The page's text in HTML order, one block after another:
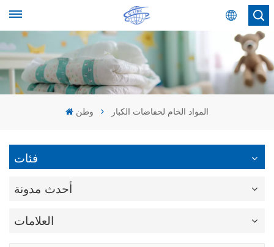
عربي
English
وطن المواد الخام لحفاضات الكبار
فئات
أحدث مدونة
العلامات